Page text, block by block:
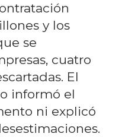
y los
se
cuatro
El
informó el
ni explicó